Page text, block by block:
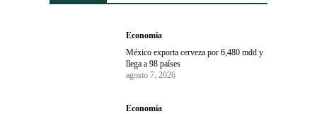
Economía
México exporta cerveza por 6,480 mdd y
llega a 98 países
agosto 7, 2026
Economía